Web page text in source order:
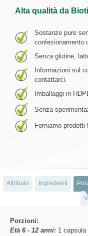
Alta qualità da
Sostanze pure
confezionamento
Senza glutine,
Informazioni sul
contattarci.
Imballaggi in
Senza
Forniamo prodotti
Attributo Ingredienti
Porzioni:
Età 6 - 12 anni: 1 capsula